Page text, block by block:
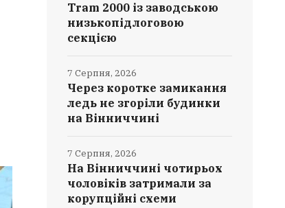
Tram 2000 із заводською
низькопідлоговою
секцією
Через коротке замикання
ледь не згоріли будинки
на Вінниччині
7 Серпня, 2026
На Вінниччині чотирьох
чоловіків затримали за
корупційні схеми
7 Серпня, 2026